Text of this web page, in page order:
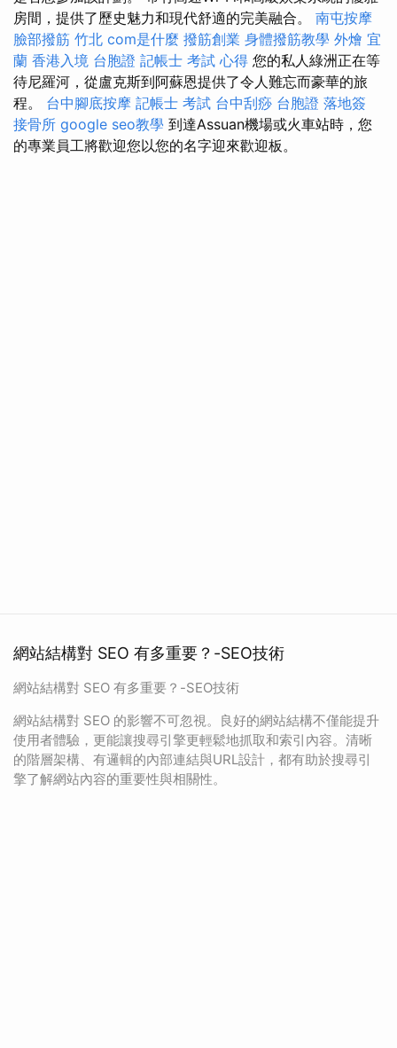
房間，提供了歷史魅力和現代舒適的完美融合。 南屯按摩
臉部撥筋 竹北 com是什麼 撥筋創業 身體撥筋教學 外燴 宜
蘭 香港入境 台胞證 記帳士 考試 心得 您的私人綠洲正在等
待尼羅河，從盧克斯到阿蘇恩提供了令人難忘而豪華的旅
程。 台中腳底按摩 記帳士 考試 台中刮痧 台胞證 落地簽
接骨所 google seo教學 到達Assuan機場或火車站時，您
的專業員工將歡迎您以您的名字迎來歡迎板。
網站結構對 SEO 有多重要？-SEO技術
網站結構對 SEO 有多重要？-SEO技術
網站結構對 SEO 的影響不可忽視。良好的網站結構不僅能提升
使用者體驗，更能讓搜尋引擎更輕鬆地抓取和索引內容。清晰
的階層架構、有邏輯的內部連結與URL設計，都有助於搜尋引
擎了解網站內容的重要性與相關性。